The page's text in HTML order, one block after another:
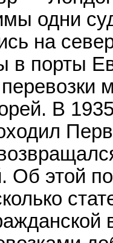
одни
на
в порты
В
Об этой